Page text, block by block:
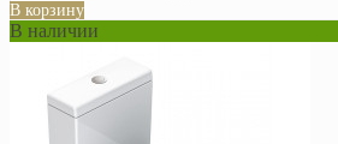
В корзину
В наличии